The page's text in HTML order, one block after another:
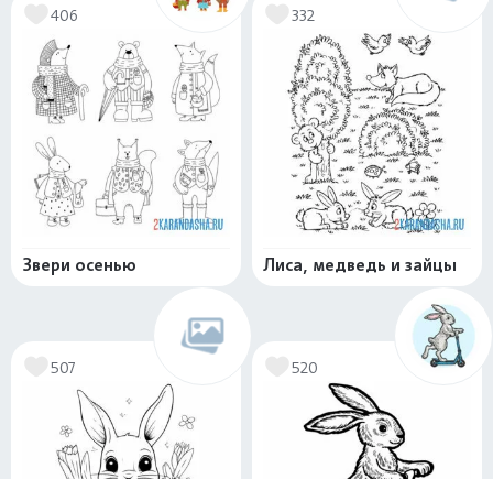
406
Звери осенью
332
Лиса, медведь и зайцы
507 520